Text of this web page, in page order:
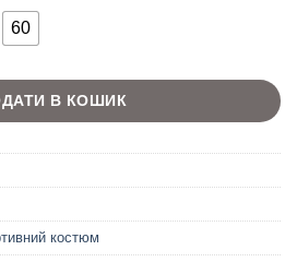
60
В КОШИК
костюм